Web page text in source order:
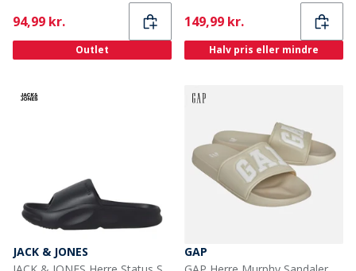
Current
94,99 kr.
Outlet
Current
149,99 kr.
Halv pris eller mindre
JACK & JONES
GAP